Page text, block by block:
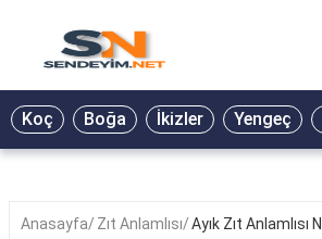
BİYOGRAFİ
GALERİ
Koç Boğa İkizler Yengeç
Anasayfa Zıt Anlamlısı Ayık Zıt Anlamlısı